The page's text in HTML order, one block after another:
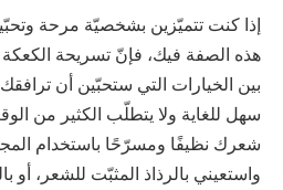
إذا كنت تتميّزين بشخصيّة مرحة
هذه الصفة فيك، فإنّ تسريحة
بين الخيارات التي ستحبّين أن
سهل للغاية ولا يتطلّب الكثير من
شعرك نظيفًا ومسرّحًا باستخدام
واستعيني بالرذاذ المثبّت للشعر، أو